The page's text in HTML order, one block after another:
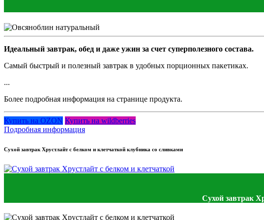
Идеальный завтрак, обед и даже ужин за счет суперполезного состава.
Самый быстрый и полезный завтрак в удобных порционных пакетиках.
...
Более подробная информация на странице продукта.
Купить на OZON Купить на wildberries
Подробная информация
Сухой завтрак Хрустлайт с белком и клетчаткой клубника со сливками
Сухой завтрак